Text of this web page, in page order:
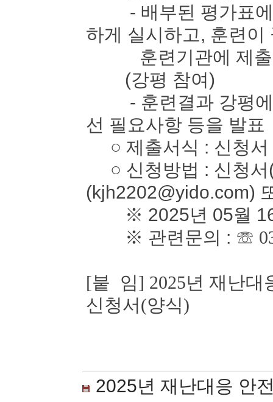
- 배부된 평가표에
하게 실시하고, 훈련이
훈련기관에 제출
(강평 참여)
- 훈련결과 강평에
선 필요사항 등을 발표
○ 제출서식 : 신청서
○ 신청방법 : 신청서
(kjh2202@yido.com)
※ 2025년 05월 16
※ 관련문의 : ☏
[붙 임] 2025년 재난대
신청서(양식)
2025년 재난대응 안